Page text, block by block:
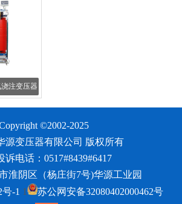
注变压器
©2002-2025
源变压器有限公司 版权所有
诉电话：0517#8439#6417
淮阴区（杨庄街7号)华源工业园
-1 1 苏公网安备32080402000462号